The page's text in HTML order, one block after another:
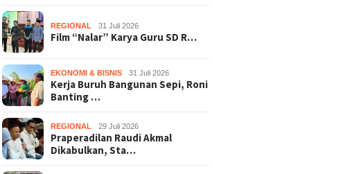
REGIONAL 31 Juli 2026
Film “Nalar” Karya Guru SD R…
EKONOMI & BISNIS 31 Juli 2026
Kerja Buruh Bangunan Sepi, Roni
Banting …
REGIONAL 29 Juli 2026
Praperadilan Raudi Akmal
Dikabulkan, Sta…